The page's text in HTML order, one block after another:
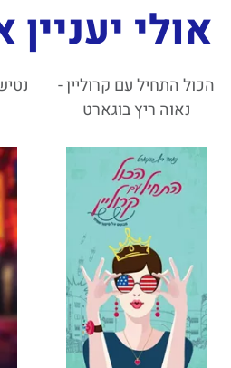
אולי
הכול התחיל עם קרוליין -
נאוה ריץ בוגארט